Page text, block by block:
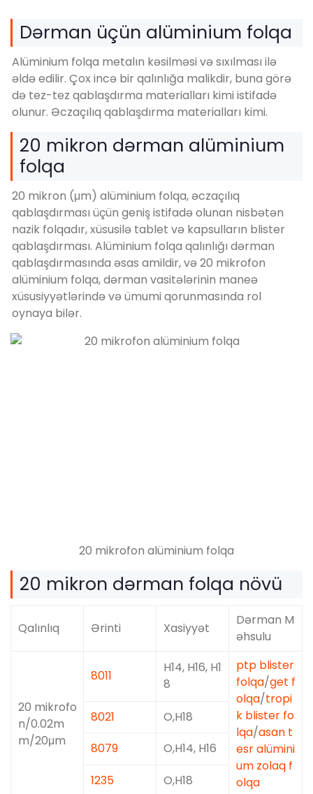
Dərman üçün alüminium folqa
Alüminium folqa metalın kəsilməsi və sıxılması ilə
əldə edilir. Çox incə bir qalınlığa malikdir, buna görə
də tez-tez qablaşdırma materialları kimi istifadə
olunur. Əczaçılıq qablaşdırma materialları kimi.
20 mikron dərman alüminium
folqa
20 mikron (μm) alüminium folqa, əczaçılıq
qablaşdırması üçün geniş istifadə olunan nisbətən
nazik folqadır, xüsusilə tablet və kapsulların blister
qablaşdırması. Alüminium folqa qalınlığı dərman
qablaşdırmasında əsas amildir, və 20 mikrofon
alüminium folqa, dərman vasitələrinin maneə
xüsusiyyətlərində və ümumi qorunmasında rol
oynaya bilər.
20 mikrofon alüminium folqa
20 mikron dərman folqa növü
Qalınlıq Ərinti Xasiyyət
Dərman M
əhsulu
20 mikrofo
n/0.02m
m/20μm
8011
H14, H16, H1
8
ptp blister
folqa/get f
olqa/tropi
k blister fo
lqa/asan t
esr alümini
um zolaq f
olqa
8021
O,H18
8079
O,H14, H16
1235
O,H18